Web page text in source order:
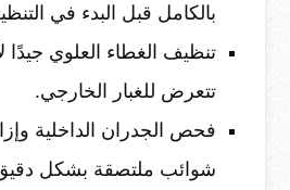
بالكامل قبل البدء في
تنظيف الغطاء العلوي جيدًا
تتعرض للغبار الخارجي.
فحص الجدران الداخلية
شوائب ملتصقة بشكل